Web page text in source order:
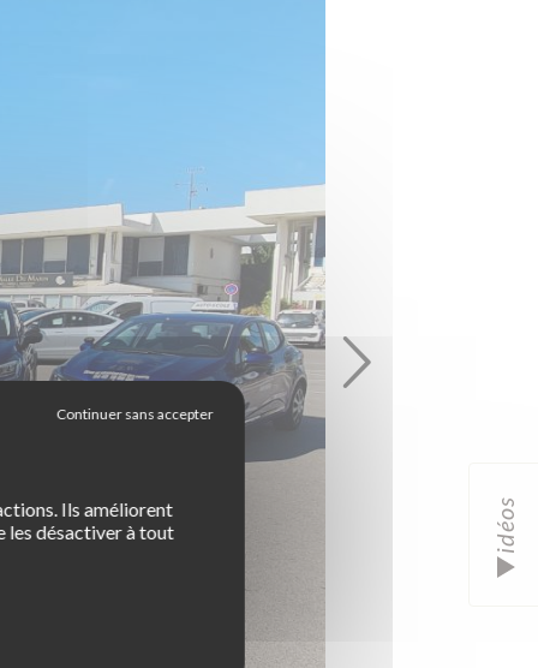
idéos
Ils améliorent
les désactiver à tout